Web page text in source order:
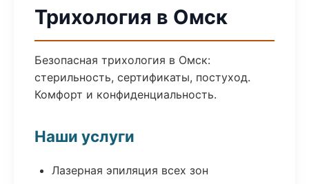
Трихология в Омск
Безопасная трихология в Омск:
стерильность, сертификаты, постуход.
Комфорт и конфиденциальность.
Наши услуги
Лазерная эпиляция всех зон